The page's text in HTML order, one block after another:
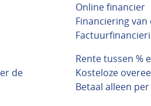
Online financier
Financiering
de
Rente tussen %
Kosteloze
Betaal alleen